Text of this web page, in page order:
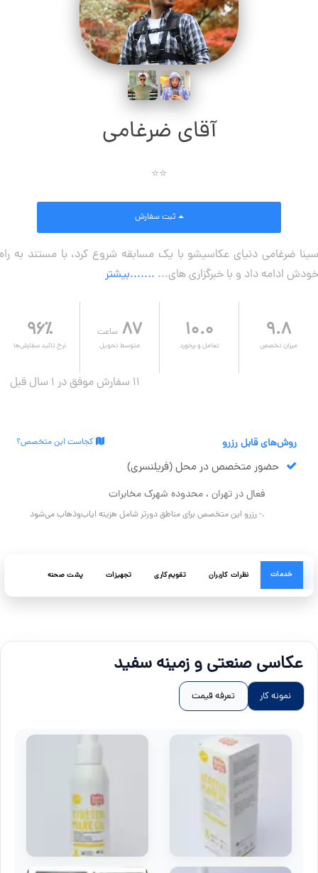
آقای ضرغامی
⭐⭐
سینا ضرغامی دنیای عکاسیشو با یک مسابقه شروع کرد، با مستند به راه
خودش ادامه داد و با خبرگزاری های... .......بیشتر
۹.۸
میزان تخصص
۱۰.۰
تعامل و برخورد
۸۷ ساعت
متوسط تحویل
۹۶٪
نرخ تائید سفارش‌ها
11 سفارش موفق در ۱ سال قبل
روش‌های قابل رزرو
حضور متخصص در محل (فریلنسری)
فعال در تهران ، محدوده شهرک مخابرات
.- رزرو این متخصص برای مناطق دورتر شامل هزینه ایاب‌وذهاب می‌شود
کجاست این متخصص؟
خدمات نظرات کاربران تقویم‌کاری تجهیزات پشت صحنه
عکاسی صنعتی و زمینه سفید
نمونه کار تعرفه قیمت